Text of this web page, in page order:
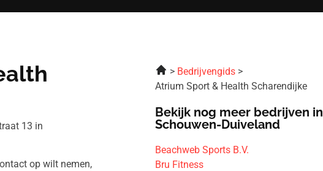
13 in
op wilt nemen,
Bedrijvengids
Atrium Sport & Health Scharendijke
Bekijk nog meer bedrijven in
Schouwen-Duiveland
Beachweb Sports B.V.
Bru Fitness